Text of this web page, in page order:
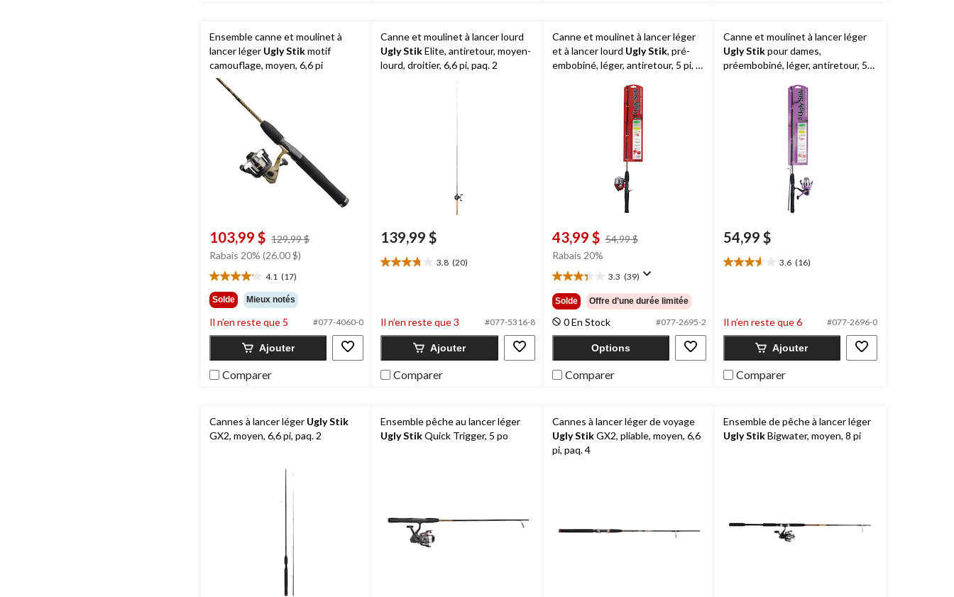
Ensemble canne et moulinet à
lancer léger Ugly Stikmotif
camouflage, moyen, 6,6 pi
103,99 $ 129,99 $
Rabais 20% (26.00 $)
4.1 (17)
4.1
étoile(s)
sur
5.
17
évaluations
Solde Mieux notés
Il n’en reste que 5 #077-4060-0
Ajouter
Comparer
Canne et moulinet à lancer lourd
Ugly StikElite, antiretour, moyen-
lourd, droitier, 6,6 pi, paq. 2
139,99 $
3.8 (20)
3.8
20
évaluations
Il n’en reste que 3 #077-5316-8
Ajouter
Comparer
Canne et moulinet à lancer léger
et à lancer lourd Ugly Stik, pré-
embobiné, léger, antiretour, 5 pi, 2
43,99 $ 54,99 $
Rabais 20%
3.3 (39)
3.3
étoile(s)
sur
5.
39
évaluations
Solde Offre d’une durée limitée
0 En Stock #077-2695-2
Options
Comparer
Canne et moulinet à lancer léger
Ugly Stikpour dames,
préembobiné, léger, antiretour, 5
54,99 $
3.6 (16)
3.6
16
évaluations
Il n’en reste que 6 #077-2696-0
Ajouter
Comparer
Cannes à lancer léger Ugly Stik
GX2, moyen, 6,6 pi, paq. 2
Ensemble pêche au lancer léger
Ugly StikQuick Trigger, 5 po
Cannes à lancer léger de voyage
Ugly StikGX2, pliable, moyen, 6,6
pi, paq. 4
Ensemble de pêche à lancer léger
Ugly StikBigwater, moyen, 8 pi